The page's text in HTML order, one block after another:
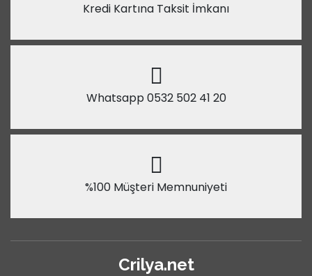
Kredi Kartına Taksit İmkanı
Whatsapp 0532 502 41 20
%100 Müşteri Memnuniyeti
Crilya.net